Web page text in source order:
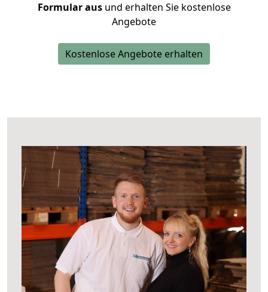
Formular ausund erhalten Sie kostenlose
Angebote
Kostenlose Angebote erhalten